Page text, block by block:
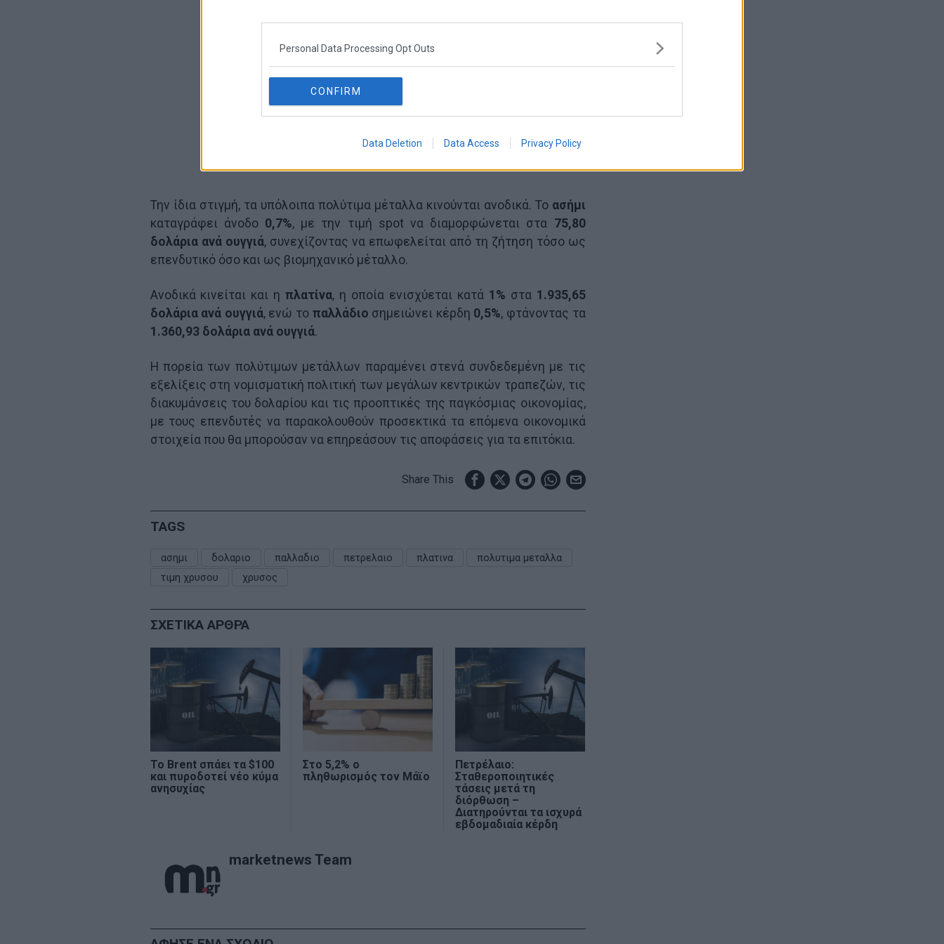
Personal Data Processing Opt Outs
CONFIRM
Data Deletion Data Access Privacy Policy
Την ίδια στιγμή, τα υπόλοιπα πολύτιμα μέταλλα κινούνται ανοδικά. Το ασήμι
καταγράφει άνοδο 0,7%, με την τιμή spot να διαμορφώνεται στα 75,80
δολάρια ανά ουγγιά, συνεχίζοντας να επωφελείται από τη ζήτηση τόσο ως
επενδυτικό όσο και ως βιομηχανικό μέταλλο.
Ανοδικά κινείται και ηπλατίνα, η οποία ενισχύεται κατά 1% στα 1.935,65
δολάρια ανά ουγγιά, ενώ το παλλάδιο σημειώνει κέρδη 0,5%, φτάνοντας τα
1.360,93 δολάρια ανά ουγγιά.
Η πορεία των πολύτιμων μετάλλων παραμένει στενά συνδεδεμένη με τις
εξελίξεις στη νομισματική πολιτική των μεγάλων κεντρικών τραπεζών, τις
διακυμάνσεις του δολαρίου και τις προοπτικές της παγκόσμιας οικονομίας,
με τους επενδυτές να παρακολουθούν προσεκτικά τα επόμενα οικονομικά
στοιχεία που θα μπορούσαν να επηρεάσουν τις αποφάσεις για τα επιτόκια.
Share This
TAGS
ασημι δολαριο παλλαδιο πετρελαιο πλατινα
πολυτιμα μεταλλα
τιμη χρυσου
χρυσος
ΣΧΕΤΙΚΑ ΑΡΘΡΑ
Το Brent σπάει τα $100
και πυροδοτεί νέο κύμα
ανησυχίας
Στο 5,2% ο
πληθωρισμός τον Μάϊο
Πετρέλαιο:
Σταθεροποιητικές
τάσεις μετά τη
διόρθωση –
Διατηρούνται τα ισχυρά
εβδομαδιαία κέρδη
marketnews Team